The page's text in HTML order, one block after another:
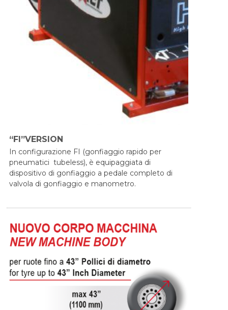
“FI”VERSION
In configurazione FI (gonfiaggio rapido per
pneumatici tubeless), è equipaggiata di
dispositivo di gonfiaggio a pedale completo di
valvola di gonfiaggio e manometro.